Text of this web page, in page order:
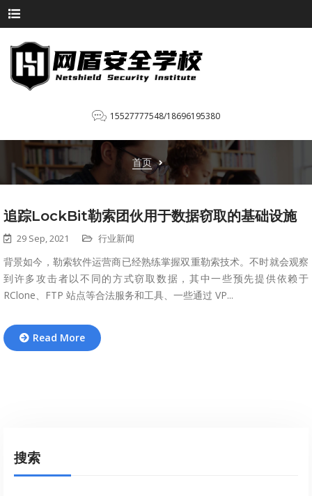
15527777548/18696195380
首页
追踪LockBit勒索团伙用于数据窃取的基础设施
29 Sep, 2021 行业新闻
背景如今，勒索软件运营商已经熟练掌握双重勒索技术。不时就会观察
到许多攻击者以不同的方式窃取数据，其中一些预先提供依赖于
RClone、FTP 站点等合法服务和工具、一些通过 VP...
Read More
搜索